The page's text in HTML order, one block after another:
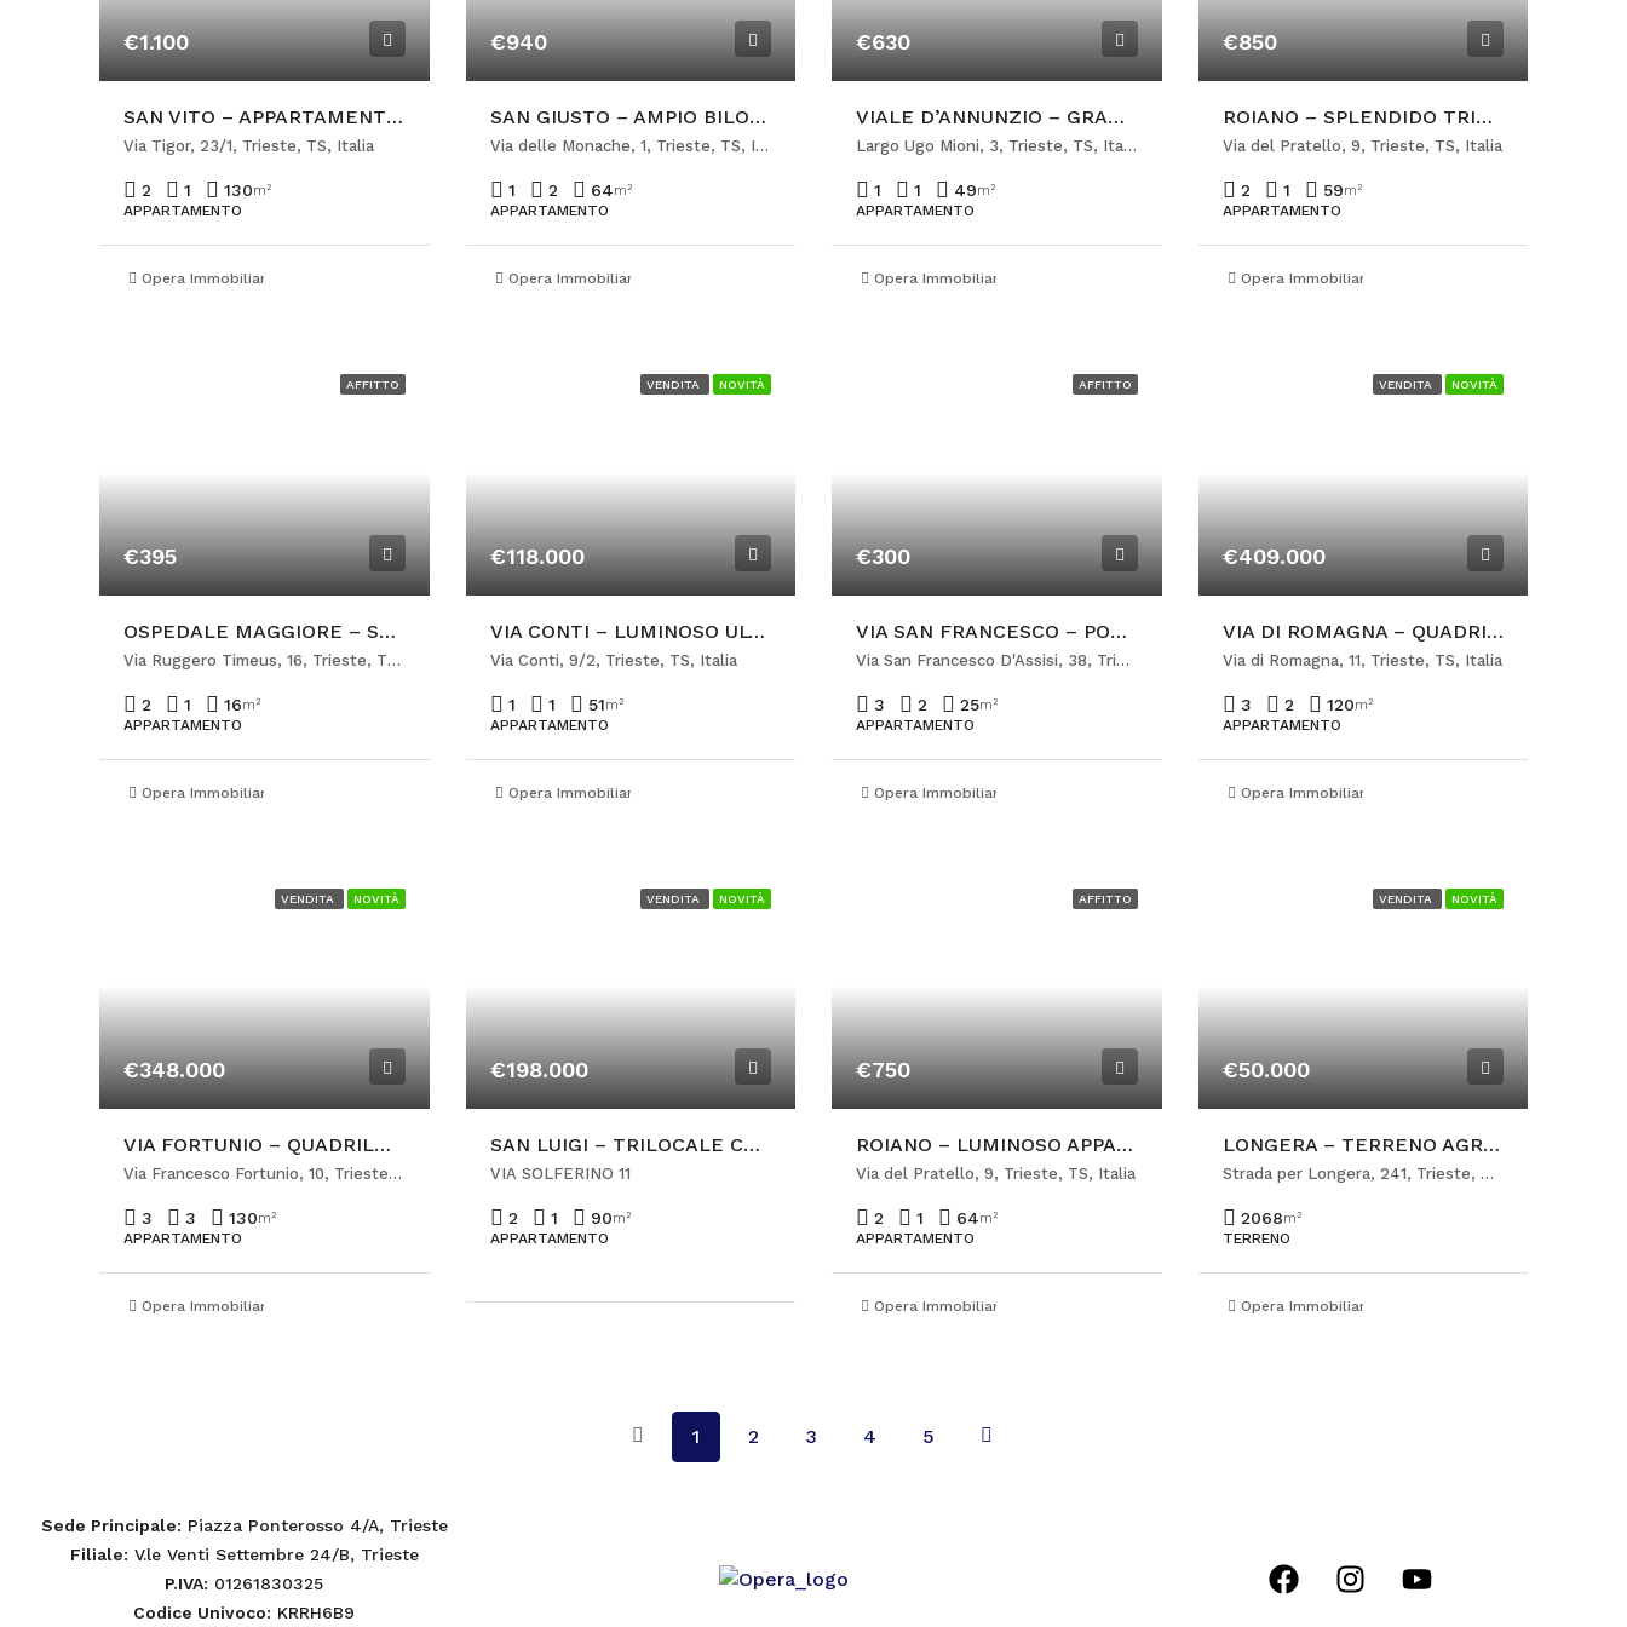
€1.100
SAN VITO – APPARTAMENTO PER STUDENTI CON POSTO AUTO
Via Tigor, 23/1, Trieste, TS, Italia
2 1 130m²
APPARTAMENTO
Opera Immobiliare Ponterosso
€940
SAN GIUSTO – AMPIO BILOCALE ULTIMO PIANO
Via delle Monache, 1, Trieste, TS, Italia
1 2 64m²
APPARTAMENTO
Opera Immobiliare Ponterosso
€630
VIALE D’ANNUNZIO – GRAZIOSO BILOCALE ARREDATO
Largo Ugo Mioni, 3, Trieste, TS, Italia
1 1 49m²
APPARTAMENTO
Opera Immobiliare Ponterosso
€850
ROIANO – SPLENDIDO TRILOCALE RISTRUTTURATO
Via del Pratello, 9, Trieste, TS, Italia
2 1 59m²
APPARTAMENTO
Opera Immobiliare Ponterosso
AFFITTO
€395
OSPEDALE MAGGIORE – STANZA SINGOLA PER STUDENTESSA
Via Ruggero Timeus, 16, Trieste, TS, Italia
2 1 16m²
APPARTAMENTO
Opera Immobiliare Ponterosso
VENDITA NOVITÀ
€118.000
VIA CONTI – LUMINOSO ULTIMO PIANO CON TERRAZZA ABITABILE
Via Conti, 9/2, Trieste, TS, Italia
1 1 51m²
APPARTAMENTO
Opera Immobiliare Ponterosso
AFFITTO
€300
VIA SAN FRANCESCO – POSTO LETTO PER RAGAZZO
Via San Francesco D'Assisi, 38, Trieste, TS, Italia
3 2 25m²
APPARTAMENTO
Opera Immobiliare Ponterosso
VENDITA NOVITÀ
€409.000
VIA DI ROMAGNA – QUADRILOCALE IN PERFETTE CONDIZIONI CON POSTEGGIO
Via di Romagna, 11, Trieste, TS, Italia
3 2 120m²
APPARTAMENTO
Opera Immobiliare
VENDITA NOVITÀ
€348.000
VIA FORTUNIO – QUADRILOCALE PRIMO INGRESSO
Via Francesco Fortunio, 10, Trieste, TS, Italia
3 3 130m²
APPARTAMENTO
Opera Immobiliare Viale
VENDITA NOVITÀ
€198.000
SAN LUIGI – TRILOCALE CON POSTO AUTO
VIA SOLFERINO 11
2 1 90m²
APPARTAMENTO
AFFITTO
€750
ROIANO – LUMINOSO APPARTAMENTO ARREDATO
Via del Pratello, 9, Trieste, TS, Italia
2 1 64m²
APPARTAMENTO
Opera Immobiliare Ponterosso
VENDITA NOVITÀ
€50.000
LONGERA – TERRENO AGRICOLO
Strada per Longera, 241, Trieste, TS, Italia
2068m²
TERRENO
Opera Immobiliare Viale
1 2 3 4 5
Sede Principale: Piazza Ponterosso 4/A, Trieste
Filiale: V.le Venti Settembre 24/B, Trieste
P.IVA: 01261830325
Codice Univoco: KRRH6B9